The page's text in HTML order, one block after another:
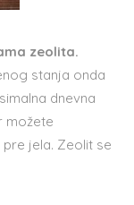
zeolita.
stanja onda
dnevna
možete
jela. Zeolit se